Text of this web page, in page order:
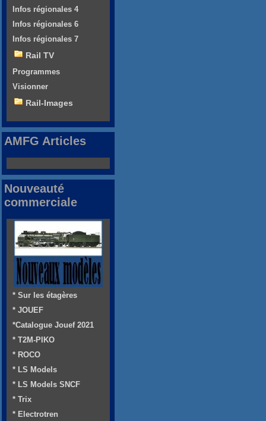
Infos régionales 4
Infos régionales 6
Infos régionales 7
Rail TV
Programmes
Visionner
Rail-Images
AMFG Articles
Nouveauté
commerciale
* Sur les étagères
* JOUEF
*Catalogue Jouef 2021
* T2M-PIKO
* ROCO
* LS Models
* LS Models SNCF
* Trix
* Electrotren